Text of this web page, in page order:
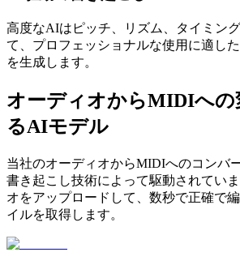
高度なAIはピッチ、リズム、タイミン
て、プロフェッショナルな使用に適し
を生成します。
オーディオからMIDIへの
るAIモデル
当社のオーディオからMIDIへのコンバ
書き起こし技術によって駆動されてい
オをアップロードして、数秒で正確で
イルを取得します。